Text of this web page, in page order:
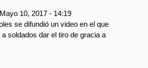
10, 2017 - 14:19
se difundió un video en el que
soldados dar el tiro de gracia a